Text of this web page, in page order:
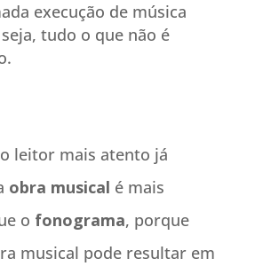
execução de música
tudo o que não é
leitor mais atento já
obra musical é mais
o fonograma, porque
musical pode resultar em